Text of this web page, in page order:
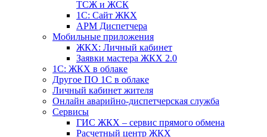
ТСЖ и ЖСК
1С: Сайт ЖКХ
АРМ Диспетчера
Мобильные приложения
ЖКХ: Личный кабинет
Заявки мастера ЖКХ 2.0
1С: ЖКХ в облаке
Другое ПО 1С в облаке
Личный кабинет жителя
Онлайн аварийно-диспетчерская служба
Сервисы
ГИС ЖКХ – сервис прямого обмена
Расчетный центр ЖКХ